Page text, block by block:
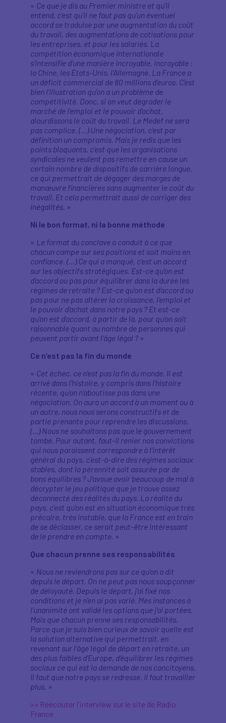
« Ce que je dis au Premier ministre et qu'il
entend, c'est qu'il ne faut pas qu'un éventuel
accord se traduise par une augmentation du coût
du travail, des augmentations de cotisations pour
les entreprises, et pour les salariés. La
compétition économique internationale
s'intensifie d'une manière incroyable, incroyable :
la Chine, les États-Unis, l'Allemagne. La France a
un déficit commercial de 80 millions d'euros. C'est
bien l'illustration qu'on a un problème de
compétitivité. Donc, si on veut dégrader le
marché de l'emploi et le pouvoir d'achat,
alourdissons le coût du travail. Le Medef ne sera
pas complice. (…) Une négociation, c'est par
définition un compromis. Mais je redis que les
points bloquants, c'est que les organisations
syndicales ne veulent pas remettre en cause un
certain nombre de dispositifs de carrière longue,
ce qui permettrait de dégager des marges de
manœuvre financières sans augmenter le coût du
travail. Et cela permettrait aussi de corriger des
inégalités. »
Ni le bon format, ni la bonne méthode
« Le format du conclave a conduit à ce que
chacun campe sur ses positions et soit moins en
confiance. (…) Ce qui a manqué, c'est un accord
sur les objectifs stratégiques. Est-ce qu'on est
d'accord ou pas pour équilibrer dans la durée les
régimes de retraite ? Est-ce qu'on est d'accord ou
pas pour ne pas altérer la croissance, l'emploi et
le pouvoir d'achat dans notre pays ? Et est-ce
qu'on est d'accord, à partir de là, pour qu'on soit
raisonnable quant au nombre de personnes qui
peuvent partir avant l'âge légal ? »
Ce n’est pas la fin du monde
« Cet échec, ce n'est pas la fin du monde. Il est
arrivé dans l'histoire, y compris dans l'histoire
récente, qu'on n'aboutisse pas dans une
négociation. On aura un accord à un moment ou à
un autre, nous nous serons constructifs et de
partie prenante pour reprendre les discussions.
(…) Nous ne souhaitons pas que le gouvernement
tombe. Pour autant, faut-il renier nos convictions
qui nous paraissent correspondre à l'intérêt
général du pays, c'est-à-dire des régimes sociaux
stables, dont la pérennité soit assurée par de
bons équilibres ? J'avoue avoir beaucoup de mal à
décrypter le jeu politique que je trouve assez
déconnecté des réalités du pays. La réalité du
pays, c'est qu'on est en situation économique très
précaire, très instable, que la France est en train
de se déclasser, ce serait peut-être intéressant
de le prendre en compte. »
Que chacun prenne ses responsabilités
« Nous ne reviendrons pas sur ce qu'on a dit
depuis le départ. On ne peut pas nous soupçonner
de déloyauté. Depuis le départ, j'ai fixé nos
conditions et je n'en ai pas varié. Mes instances à
l'unanimité ont validé les options que j'ai portées.
Mais que chacun prenne ses responsabilités.
Parce que je suis bien curieux de savoir quelle est
la solution alternative qui permettrait, en
revenant sur l'âge légal de départ en retraite, un
des plus faibles d’Europe, d’équilibrer les régimes
sociaux ce qui est la demande de nos concitoyens.
Il faut que notre pays se redresse. Il faut travailler
plus. »
>> Réécouter l'interview sur le site de Radio
France